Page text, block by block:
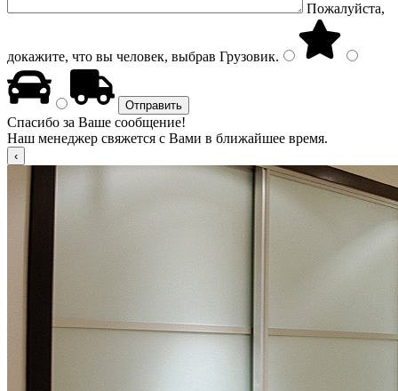
Пожалуйста,
докажите, что вы человек, выбрав Грузовик.
Спасибо за Ваше сообщение!
Наш менеджер свяжется с Вами в ближайшее время.